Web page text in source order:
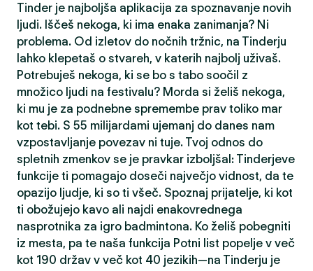
Tinder je najboljša aplikacija za spoznavanje novih
ljudi. Iščeš nekoga, ki ima enaka zanimanja? Ni
problema. Od izletov do nočnih tržnic, na Tinderju
lahko klepetaš o stvareh, v katerih najbolj uživaš.
Potrebuješ nekoga, ki se bo s tabo soočil z
množico ljudi na festivalu? Morda si želiš nekoga,
ki mu je za podnebne spremembe prav toliko mar
kot tebi. S 55 milijardami ujemanj do danes nam
vzpostavljanje povezav ni tuje. Tvoj odnos do
spletnih zmenkov se je pravkar izboljšal: Tinderjeve
funkcije ti pomagajo doseči največjo vidnost, da te
opazijo ljudje, ki so ti všeč. Spoznaj prijatelje, ki kot
ti obožujejo kavo ali najdi enakovrednega
nasprotnika za igro badmintona. Ko želiš pobegniti
iz mesta, pa te naša funkcija Potni list popelje v več
kot 190 držav v več kot 40 jezikih—na Tinderju je